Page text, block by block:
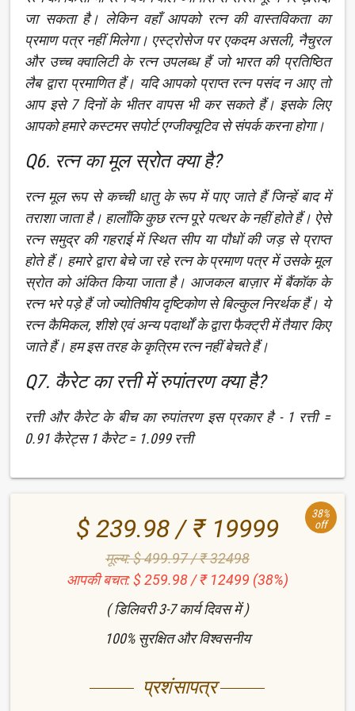
जा सकता है। लेकिन वहाँ आपको रत्न की वास्तविकता का
प्रमाण पत्र नहीं मिलेगा। एस्ट्रोसेज पर एकदम असली, नैचुरल
और उच्च क्वालिटी के रत्न उपलब्ध हैं जो भारत की प्रतिष्ठित
लैब द्वारा प्रमाणित हैं। यदि आपको प्राप्त रत्न पसंद न आए तो
आप इसे 7 दिनों के भीतर वापस भी कर सकते हैं। इसके लिए
आपको हमारे कस्टमर सपोर्ट एग्जीक्यूटिव से संपर्क करना होगा।
Q6. रत्न का मूल स्रोत क्या है?
रत्न मूल रूप से कच्ची धातु के रूप में पाए जाते हैं जिन्हें बाद में
तराशा जाता है। हालाँकि कुछ रत्न पूरे पत्थर के नहीं होते हैं। ऐसे
रत्न समुद्र की गहराई में स्थित सीप या पौधों की जड़ से प्राप्त
होते हैं। हमारे द्वारा बेचे जा रहे रत्न के प्रमाण पत्र में उसके मूल
स्रोत को अंकित किया जाता है। आजकल बाज़ार में बैंकॉक के
रत्न भरे पड़े हैं जो ज्योतिषीय दृष्टिकोण से बिल्कुल निरर्थक हैं। ये
रत्न कैमिकल, शीशे एवं अन्य पदार्थों के द्वारा फैक्ट्री में तैयार किए
जाते हैं। हम इस तरह के कृत्रिम रत्न नहीं बेचते हैं।
Q7. कैरेट का रत्ती में रुपांतरण क्या है?
रत्ती और कैरेट के बीच का रुपांतरण इस प्रकार है - 1 रत्ती =
0.91 कैरेट्स 1 कैरेट = 1.099 रत्ती
38%
off
$ 239.98 / ₹ 19999
मूल्य: $ 499.97 / ₹ 32498
आपकी बचत: $ 259.98 / ₹ 12499 (38%)
( डिलिवरी 3-7 कार्य दिवस में )
100% सुरक्षित और विश्वसनीय
प्रशंसापत्र